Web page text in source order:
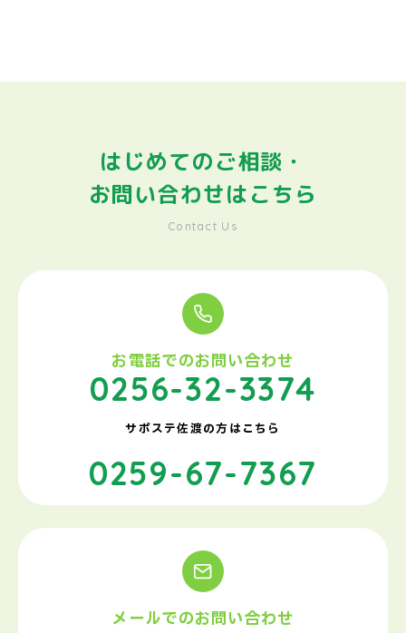
はじめてのご相談・
お問い合わせはこちら
Contact Us
お電話でのお問い合わせ
0256-32-3374
サポステ佐渡の方はこちら
0259-67-7367
メールでのお問い合わせ